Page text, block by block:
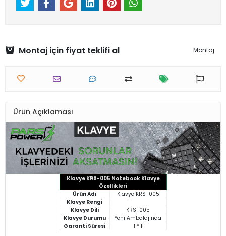
Montaj için fiyat teklifi al Montaj
Ürün Açıklaması
Klavye KRS-005 Notebook Klavye
Özellikleri
Ürün Adı
Klavye KRS-005
Klavye Rengi
Klavye Dili
KRS-005
Klavye Durumu
Yeni Ambalajında
Garanti Süresi
1 Yıl